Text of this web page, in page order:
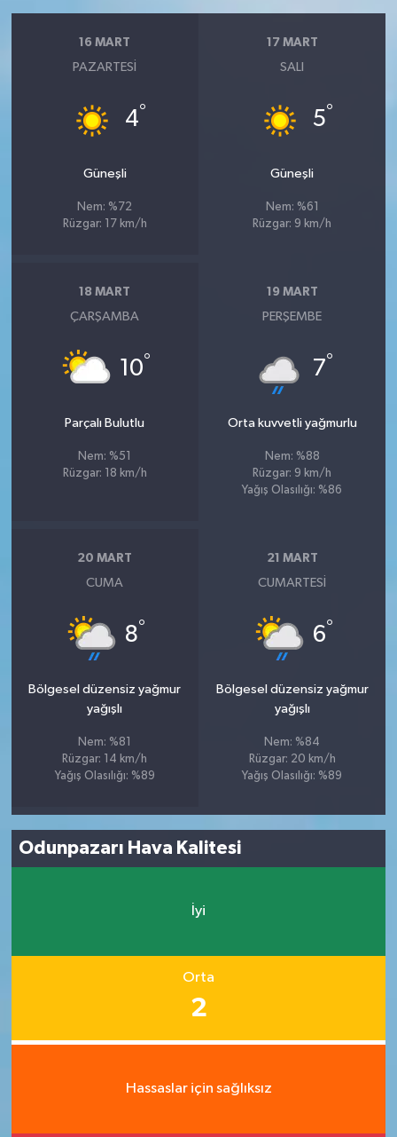
16 MART
PAZARTESI
4°
Güneşli
Nem: %72
Rüzgar: 17 km/h
17 MART
SALI
5°
Güneşli
Nem: %61
Rüzgar: 9 km/h
18 MART
ÇARŞAMBA
10°
Parçalı Bulutlu
Nem: %51
Rüzgar: 18 km/h
19 MART
PERŞEMBE
7°
Orta kuvvetli yağmurlu
Nem: %88
Rüzgar: 9 km/h
Yağış Olasılığı: %86
20 MART
CUMA
8°
Bölgesel düzensiz yağmur
yağışlı
Nem: %81
Rüzgar: 14 km/h
Yağış Olasılığı: %89
21 MART
CUMARTESI
6°
Bölgesel düzensiz yağmur
yağışlı
Nem: %84
Rüzgar: 20 km/h
Yağış Olasılığı: %89
Odunpazarı Hava Kalitesi
İyi
Orta
2
Hassaslar için sağlıksız